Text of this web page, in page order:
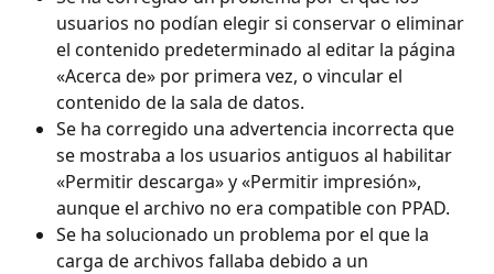
usuarios no podían elegir si conservar o eliminar
el contenido predeterminado al editar la página
«Acerca de» por primera vez, o vincular el
contenido de la sala de datos.
Se ha corregido una advertencia incorrecta que
se mostraba a los usuarios antiguos al habilitar
«Permitir descarga» y «Permitir impresión»,
aunque el archivo no era compatible con PPAD.
Se ha solucionado un problema por el que la
carga de archivos fallaba debido a un